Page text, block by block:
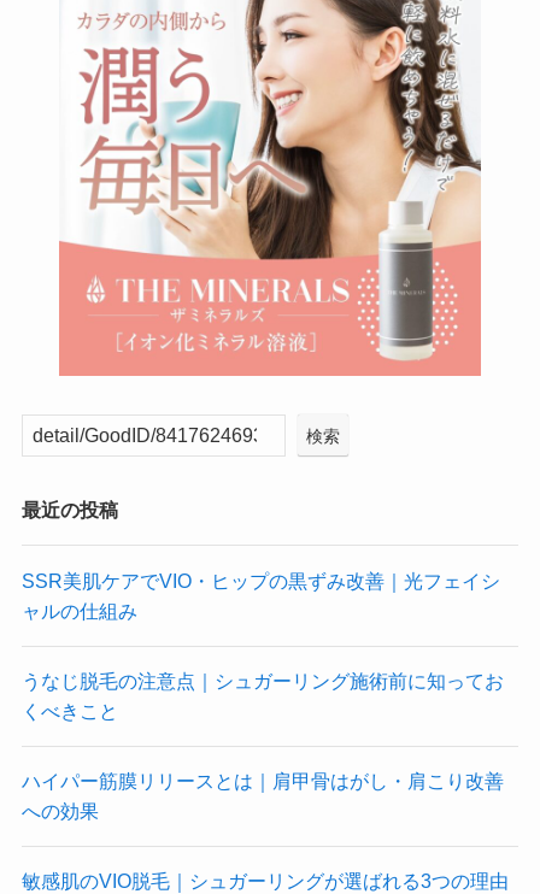
検索
最近の投稿
SSR美肌ケアでVIO・ヒップの黒ずみ改善｜光フェイシ
ャルの仕組み
うなじ脱毛の注意点｜シュガーリング施術前に知ってお
くべきこと
ハイパー筋膜リリースとは｜肩甲骨はがし・肩こり改善
への効果
敏感肌のVIO脱毛｜シュガーリングが選ばれる3つの理由